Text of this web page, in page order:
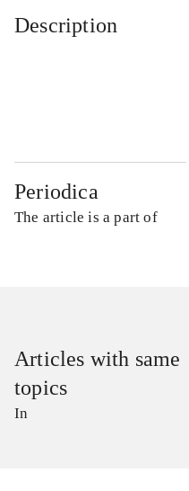
Description
Periodica
The article is a part of
Articles with same
topics
In